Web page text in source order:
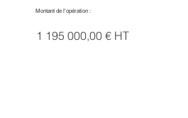
Montant de l'opération :
1 195 000,00 € HT